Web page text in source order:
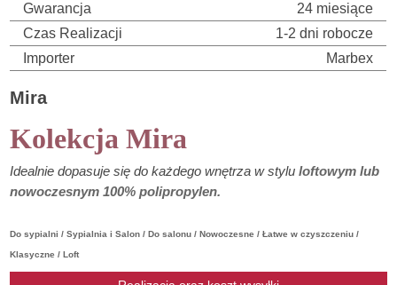
Gwarancja
24 miesiące
Czas Realizacji
1-2 dni robocze
Importer
Marbex
Mira
Kolekcja Mira
Idealnie dopasuje się do każdego wnętrza w styluloftowym lub
nowoczesnym 100% polipropylen.
Do sypialni / Sypialnia i Salon / Do salonu / Nowoczesne / Łatwe w czyszczeniu /
Klasyczne / Loft